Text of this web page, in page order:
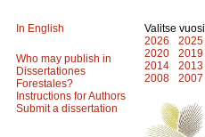
In English
Who may publish in
Dissertationes
Forestales?
Instructions for Authors
Submit a dissertation
Valitse vuosi
2026
2025
2020
2019
2014
2013
2008
2007